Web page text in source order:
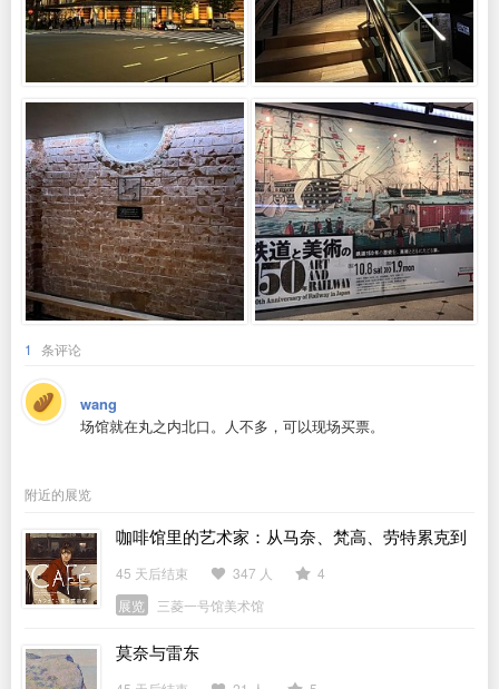
1 条评论
wang
场馆就在丸之内北口。人不多，可以现场买票。
附近的展览
咖啡馆里的艺术家：从马奈、梵高、劳特累克到
毕加索
45 天后结束 347 人
4
展览
三菱一号馆美术馆
莫奈与雷东